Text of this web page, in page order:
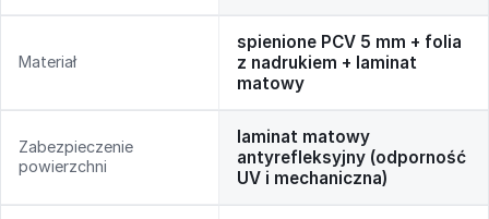
Materiał
spienione PCV 5 mm + folia
z nadrukiem + laminat
matowy
Zabezpieczenie
powierzchni
laminat matowy
antyrefleksyjny (odporność
UV i mechaniczna)